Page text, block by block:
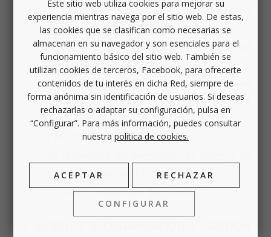
Régimen jurídico aplicable al centro
docente y sus órganos colegiados.
Normativa aplicable al personal
funcionario y laboral.
Normativa presupuestaria, financiera, de
contratación pública y de responsabilidad
civil.
Normativa relativa al menor.
aplicación a los centros docentes.
Test de evaluación del módulo I
Este sitio web utiliza cookies para mejorar su
experiencia mientras navega por el sitio web. De estas,
las cookies que se clasifican como necesarias se
almacenan en su navegador y son esenciales para el
funcionamiento básico del sitio web. También se
utilizan cookies de terceros, Facebook, para ofrecerte
contenidos de tu interés en dicha Red, siempre de
forma anónima sin identificación de usuarios. Si deseas
rechazarlas o adaptar su configuración, pulsa en
“Configurar”. Para más información, puedes consultar
nuestra política de cookies.
ACEPTAR RECHAZAR
CONFIGURAR